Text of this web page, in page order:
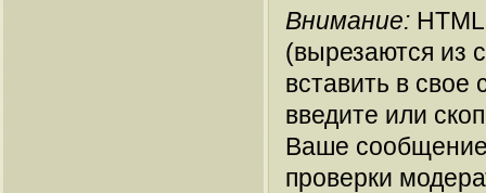
Внимание:
(вырезаются из
вставить в
введите или
Ваше
проверки